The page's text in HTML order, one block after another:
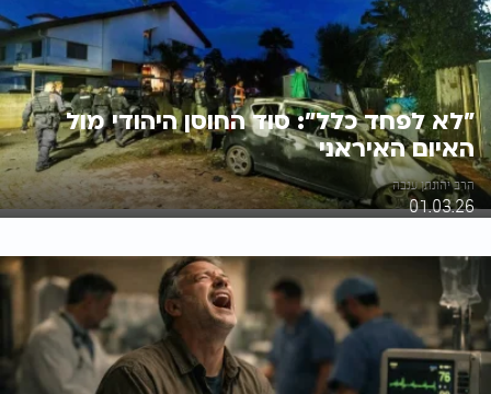
"לא לפחד כלל": סוד החוסן היהודי מול
האיום האיראני
הרב יהונתן ענבה
01.03.26